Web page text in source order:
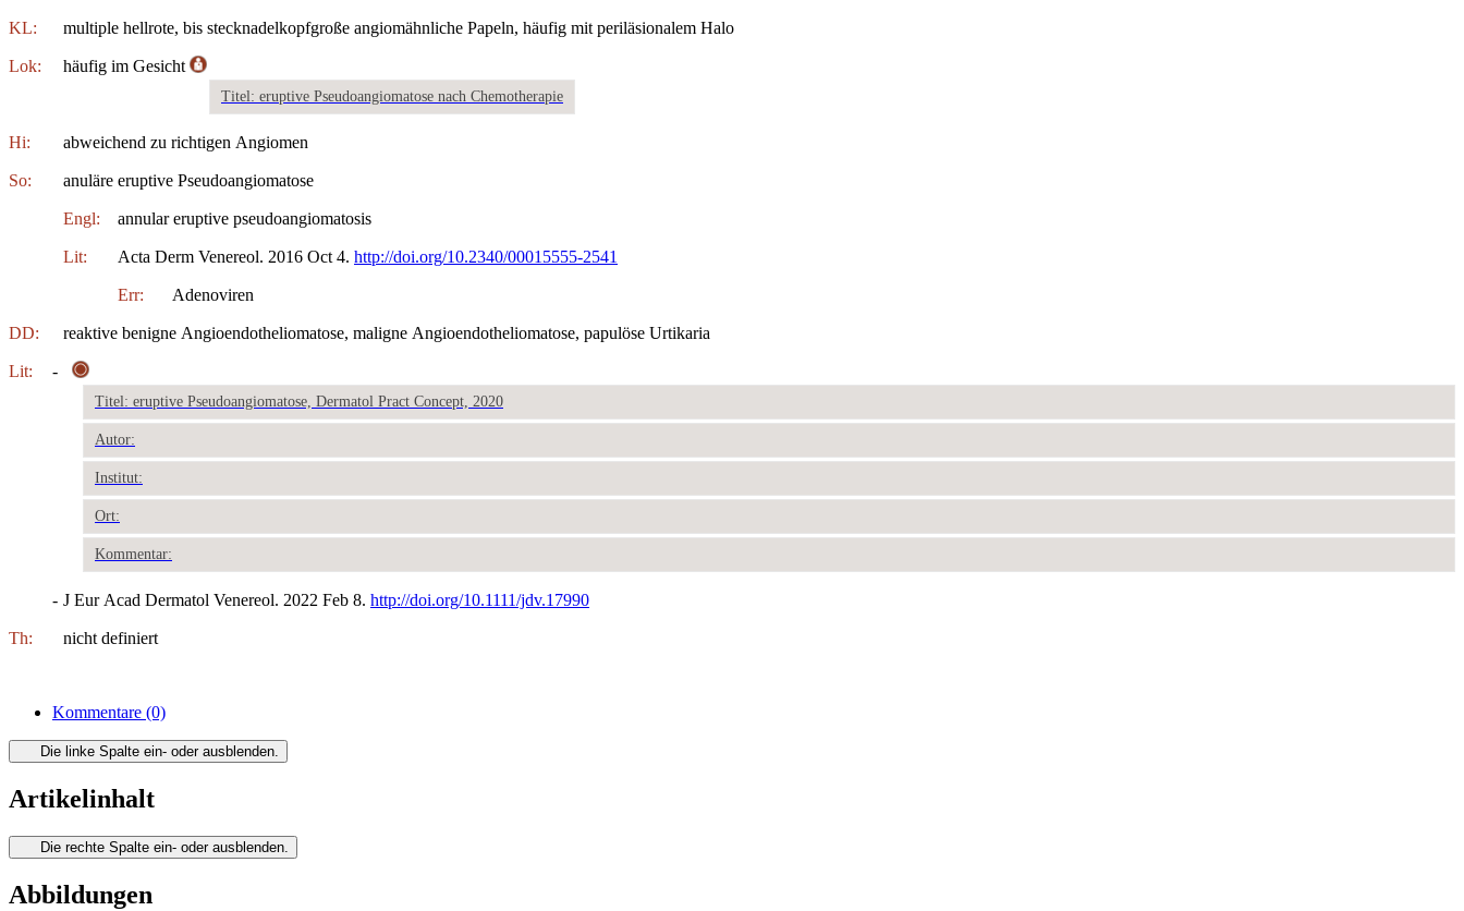
KL: multiple hellrote, bis stecknadelkopfgroße angiomähnliche Papeln, häufig mit periläsionalem Halo
Lok: häufig im Gesicht
Titel: eruptive Pseudoangiomatose nach Chemotherapie
Hi: abweichend zu richtigen Angiomen
So: anuläre eruptive Pseudoangiomatose
Engl: annular eruptive pseudoangiomatosis
Lit: Acta Derm Venereol. 2016 Oct 4. http://doi.org/10.2340/00015555-2541
Err: Adenoviren
DD: reaktive benigne Angioendotheliomatose, maligne Angioendotheliomatose, papulöse Urtikaria
Lit: -
Titel: eruptive Pseudoangiomatose, Dermatol Pract Concept, 2020
Autor:
Institut:
Ort:
Kommentar:
- J Eur Acad Dermatol Venereol. 2022 Feb 8. http://doi.org/10.1111/jdv.17990
Th: nicht definiert
Kommentare (0)
Die linke Spalte ein- oder ausblenden.
Artikelinhalt
Die rechte Spalte ein- oder ausblenden.
Abbildungen